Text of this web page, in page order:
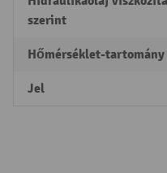
szerint
Hőmérséklet-tartomány
Jel